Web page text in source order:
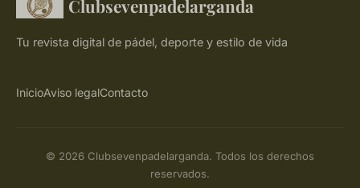
Clubsevenpadelarganda
Tu revista digital de pádel, deporte y estilo de vida
InicioAviso legalContacto
© 2026 Clubsevenpadelarganda. Todos los derechos
reservados.